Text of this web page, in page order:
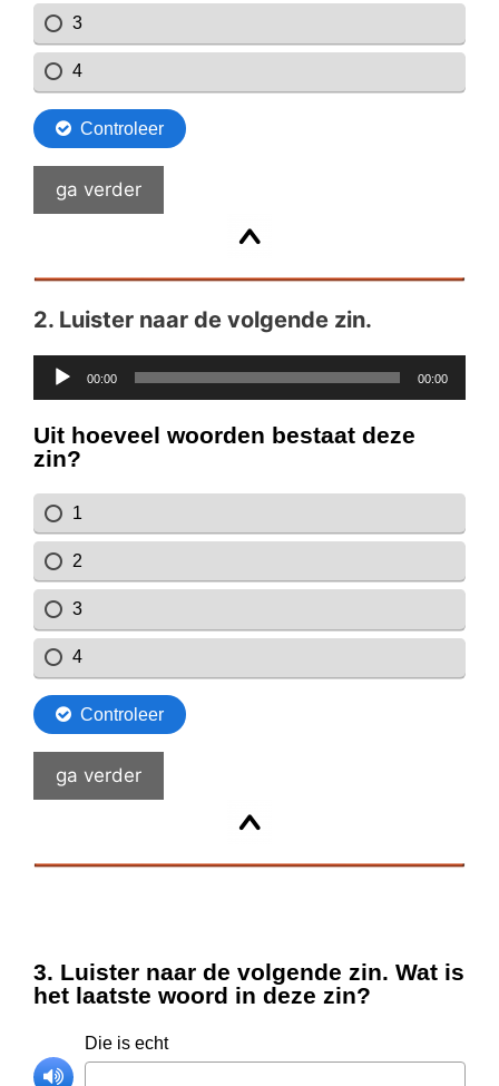
ga verder
2. Luister naar de volgende zin.
Audiospeler
00:00 00:00
ga verder